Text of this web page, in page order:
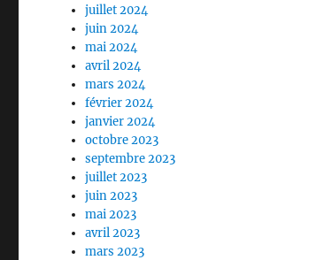
juillet 2024
juin 2024
mai 2024
avril 2024
mars 2024
février 2024
janvier 2024
octobre 2023
septembre 2023
juillet 2023
juin 2023
mai 2023
avril 2023
mars 2023